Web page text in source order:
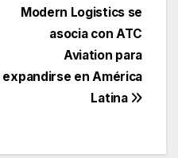
Modern Logistics se
asocia con ATC
Aviation para
expandirse en América
Latina